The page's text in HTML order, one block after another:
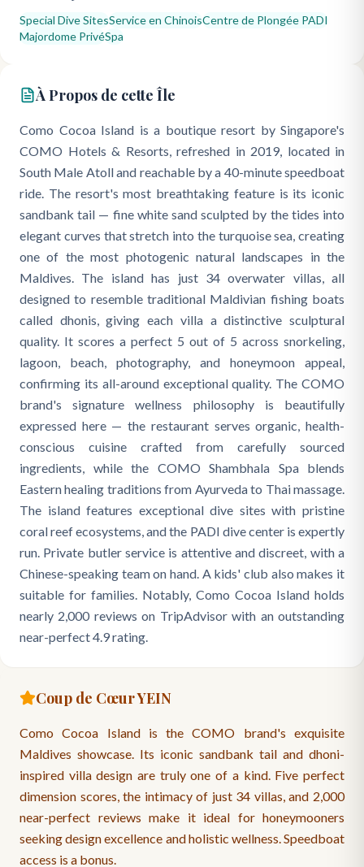
Special Dive SitesService en ChinoisCentre de Plongée PADI
Majordome PrivéSpa
À Propos de cette Île
Como Cocoa Island is a boutique resort by Singapore's
COMO Hotels & Resorts, refreshed in 2019, located in
South Male Atoll and reachable by a 40-minute speedboat
ride. The resort's most breathtaking feature is its iconic
sandbank tail — fine white sand sculpted by the tides into
elegant curves that stretch into the turquoise sea, creating
one of the most photogenic natural landscapes in the
Maldives. The island has just 34 overwater villas, all
designed to resemble traditional Maldivian fishing boats
called dhonis, giving each villa a distinctive sculptural
quality. It scores a perfect 5 out of 5 across snorkeling,
lagoon, beach, photography, and honeymoon appeal,
confirming its all-around exceptional quality. The COMO
brand's signature wellness philosophy is beautifully
expressed here — the restaurant serves organic, health-
conscious cuisine crafted from carefully sourced
ingredients, while the COMO Shambhala Spa blends
Eastern healing traditions from Ayurveda to Thai massage.
The island features exceptional dive sites with pristine
coral reef ecosystems, and the PADI dive center is expertly
run. Private butler service is attentive and discreet, with a
Chinese-speaking team on hand. A kids' club also makes it
suitable for families. Notably, Como Cocoa Island holds
nearly 2,000 reviews on TripAdvisor with an outstanding
near-perfect 4.9 rating.
Coup de Cœur YEIN
Como Cocoa Island is the COMO brand's exquisite
Maldives showcase. Its iconic sandbank tail and dhoni-
inspired villa design are truly one of a kind. Five perfect
dimension scores, the intimacy of just 34 villas, and 2,000
near-perfect reviews make it ideal for honeymooners
seeking design excellence and holistic wellness. Speedboat
access is a bonus.